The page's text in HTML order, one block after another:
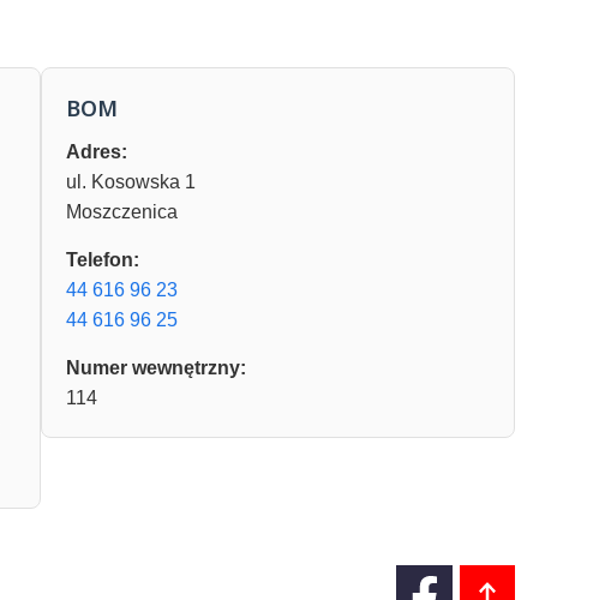
BOM
Adres:
ul. Kosowska 1
Moszczenica
Telefon:
44 616 96 23
44 616 96 25
Numer wewnętrzny:
114